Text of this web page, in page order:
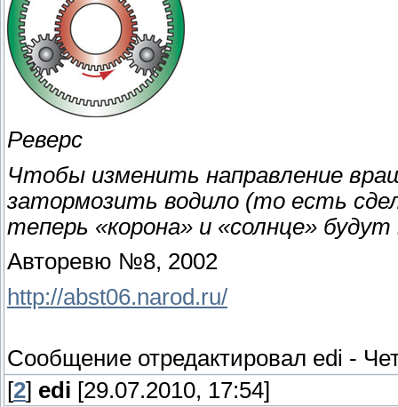
Реверс
Чтобы изменить направление
затормозить водило (то есть
теперь «корона» и «солнце»
Авторевю №8, 2002
http://abst06.narod.ru/
Сообщение отредактировал edi -
[2] edi [29.07.2010, 17:54]